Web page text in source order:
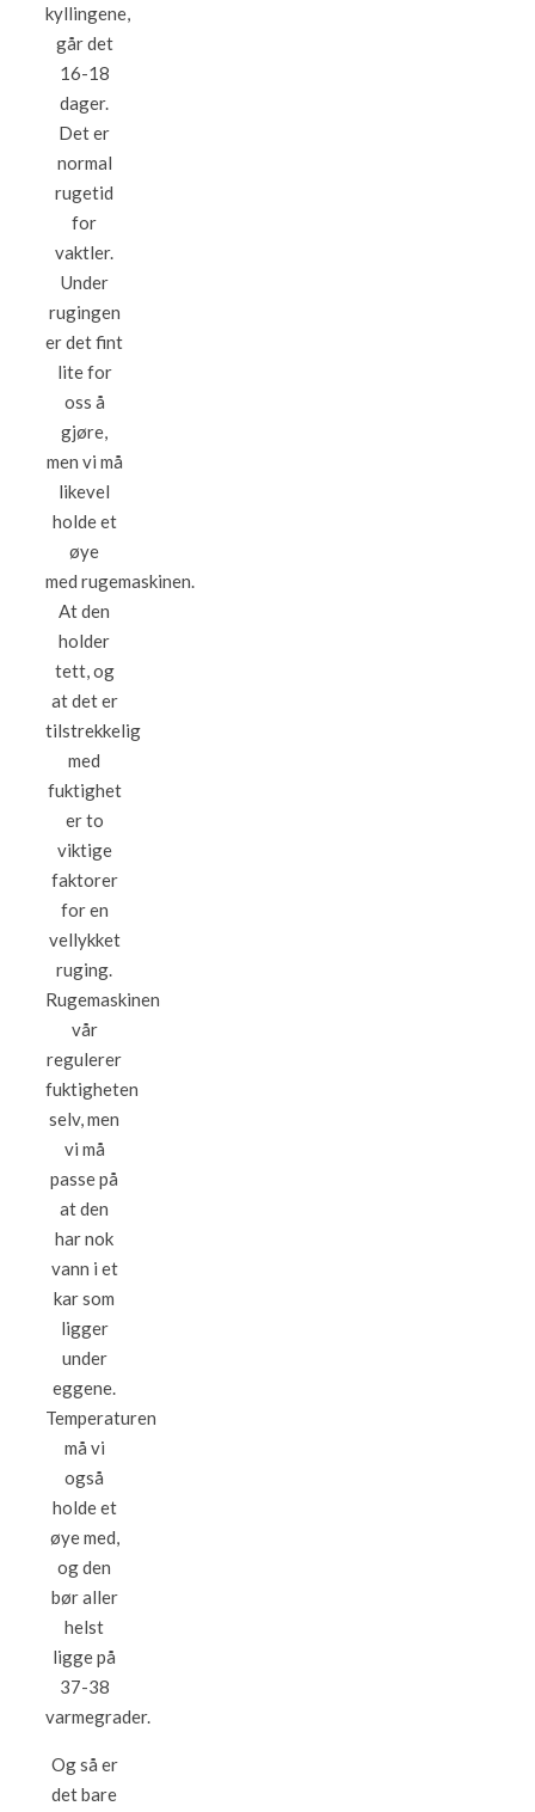
kyllingene,
går det
16-18
dager.
Det er
normal
rugetid
for
vaktler.
Under
rugingen
er det fint
lite for
oss å
gjøre,
men vi må
likevel
holde et
øye
med rugemaskinen.
At den
holder
tett, og
at det er
tilstrekkelig
med
fuktighet
er to
viktige
faktorer
for en
vellykket
ruging.
Rugemaskinen
vår
regulerer
fuktigheten
selv, men
vi må
passe på
at den
har nok
vann i et
kar som
ligger
under
eggene.
Temperaturen
må vi
også
holde et
øye med,
og den
bør aller
helst
ligge på
37-38
varmegrader.
Og så er
det bare